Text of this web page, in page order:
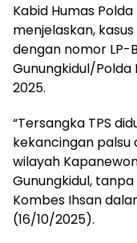
Kabid Humas Polda
menjelaskan,
dengan nomor LP-
Gunungkidul/Polda
2025.
“Tersangka TPS
kekancingan palsu
wilayah
Gunungkidul, tanpa
Kombes Ihsan
(16/10/2025).